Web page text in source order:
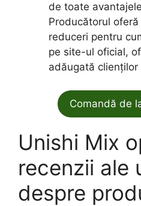
de toate
Producătorul
reduceri pentru
pe site-ul oficial,
adăugată clienților
Comandă de
Unishi Mix
recenzii ale
despre